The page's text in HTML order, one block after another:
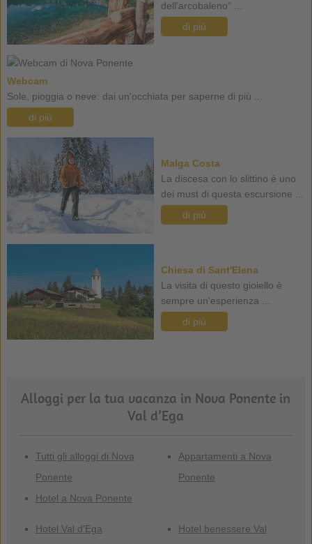
dell'arcobaleno“ ...
di più
Webcam
Sole, pioggia o neve: dai un'occhiata per saperne di più ...
di più
Malga Costa
La discesa con lo slittino è uno
dei must di questa escursione ...
di più
Chiesa di Sant'Elena
La visita di questo gioiello è
sempre un'esperienza ...
di più
Alloggi per la tua vacanza in Nova Ponente in
Val d’Ega
Tutti gli alloggi di Nova
Ponente
Hotel a Nova Ponente
Appartamenti a Nova
Ponente
Hotel Val d'Ega
Hotel benessere Val